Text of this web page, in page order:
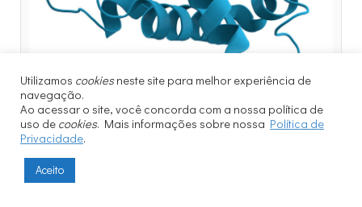
Utilizamos cookiesneste site para melhor experiência de
navegação.
Ao acessar o site, você concorda com a nossa política de
uso de cookies. Mais informações sobre nossa Política de
Privacidade.
Aceito